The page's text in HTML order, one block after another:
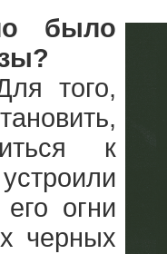
было
того,
к
огни
черных